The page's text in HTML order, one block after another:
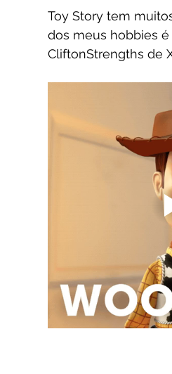
Toy Story tem
dos meus hobbies
CliftonStrengths de